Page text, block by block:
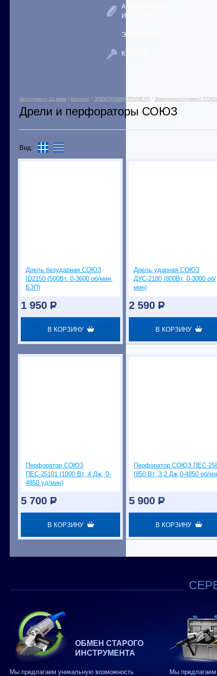
АБРАЗИВНЫЙ
ИНСТРУМЕНТ
ЭЛЕКТРИКА
КРЕПЕЖ
Инструмент 21 века / Каталог / ЭЛЕКТРОИНСТРУМЕНТ / Электроинструмент
Дрели и перфораторы СОЮЗ
Вид:
Дрель безударная СОЮЗ
ID2150 (500Вт, 0-3600 об/мин,
БЗП)
1 950 P
В КОРЗИНУ
Дрель ударная СОЮЗ
ДУС-2180 (800Вт, 0-3000 об/
мин)
2 590 P
В КОРЗИНУ
Перфоратор СОЮЗ
ПЕС-25101 (1000 Вт, 4 Дж, 0-
4850 уд/мин)
5 700 P
В КОРЗИНУ
Перфоратор СОЮЗ ПЕС-
(850 Вт, 3,2 Дж,0-4850 об/
5 900 P
В КОРЗИНУ
ОБМЕН СТАРОГО
ИНСТРУМЕНТА
Мы предлагаем уникальную возможность Мы